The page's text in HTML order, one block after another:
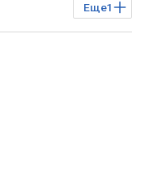
Еще1